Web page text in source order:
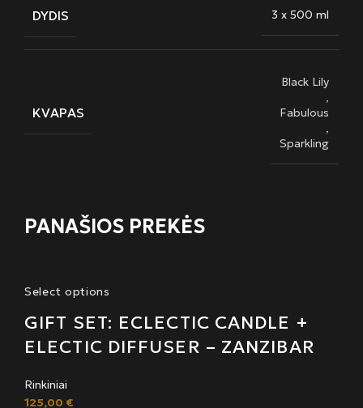
DYDIS 3 x 500 ml
KVAPAS
Black Lily
,
Fabulous
,
Sparkling
PANAŠIOS PREKĖS
Select options
GIFT SET: ECLECTIC CANDLE +
ELECTIC DIFFUSER – ZANZIBAR
Rinkiniai
125,00 €